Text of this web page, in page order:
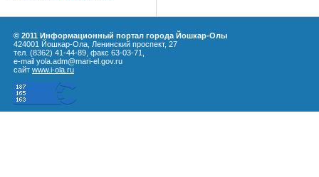
© 2011 Информационный портал города Йошкар-Олы
424001 Йошкар-Ола, Ленинский проспект, 27
тел. (8362) 41-44-89, факс 63-03-71,
e-mail yola.adm@mari-el.gov.ru
сайт www.i-ola.ru